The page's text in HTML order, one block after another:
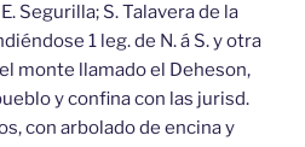
Segurilla; S. Talavera de la
1 leg. de N. á S. y otra
monte llamado el Deheson,
y confina con las jurisd.
con arbolado de encina y